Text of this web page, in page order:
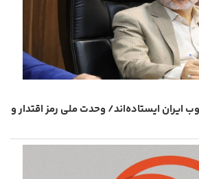
ایران ایستاده‌اند/ وحدت ملی رمز اقتدار و